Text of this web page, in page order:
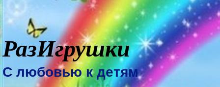
РазИгрушки
С любовью к детям